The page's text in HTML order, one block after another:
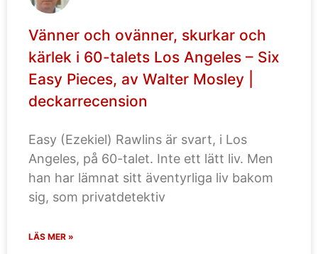
Vänner och ovänner, skurkar och
kärlek i 60-talets Los Angeles – Six
Easy Pieces, av Walter Mosley |
deckarrecension
Easy (Ezekiel) Rawlins är svart, i Los
Angeles, på 60-talet. Inte ett lätt liv. Men
han har lämnat sitt äventyrliga liv bakom
sig, som privatdetektiv
LÄS MER »